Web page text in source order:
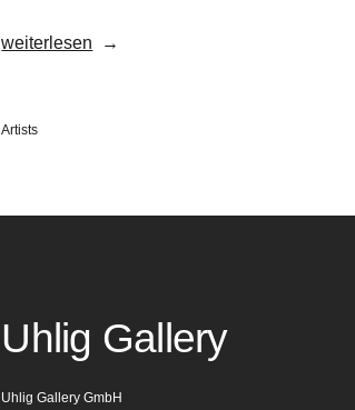
„Rocco
brothers“
weiterlesen
Veröffentlicht
Artists
Uhlig Gallery
Uhlig Gallery GmbH